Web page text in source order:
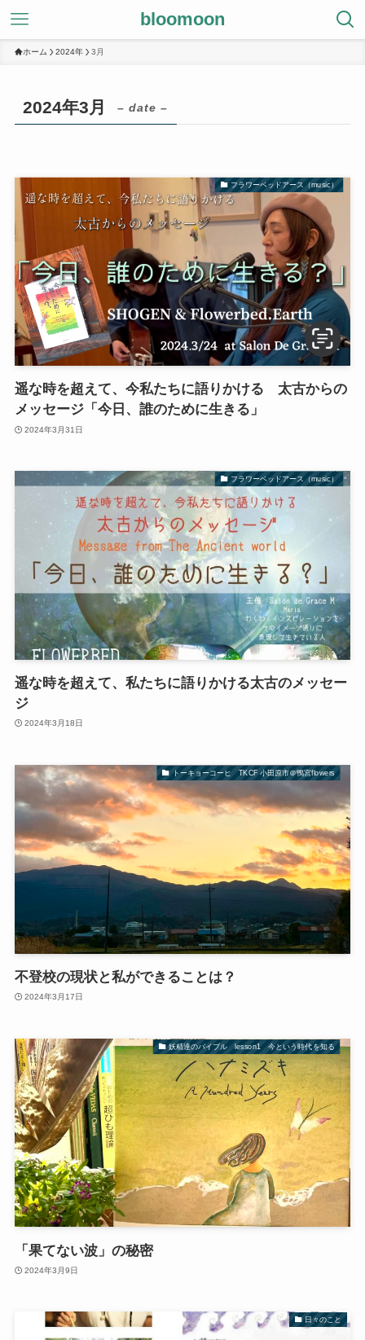
bloomoon
ホーム 2024年 3月
2024年3月 – date –
フラワーベッドアース（music）
遥な時を超えて、今私たちに語りかける 太古からの
メッセージ「今日、誰のために生きる」
2024年3月31日
フラワーベッドアース（music）
遥な時を超えて、私たちに語りかける太古のメッセー
ジ
2024年3月18日
トーキョーコーヒ TKCF 小田原市＠鴨宮flowers
不登校の現状と私ができることは？
2024年3月17日
妖精達のバイブル lesson1 今という時代を知る
「果てない波」の秘密
2024年3月9日
日々のこと